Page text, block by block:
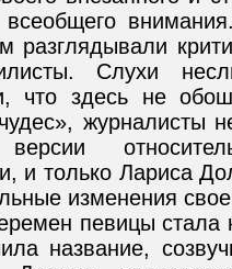
всеобщего
разглядывали
Слухи
что здесь не
журналисты
и только Лариса
изменения
певицы стала
название,